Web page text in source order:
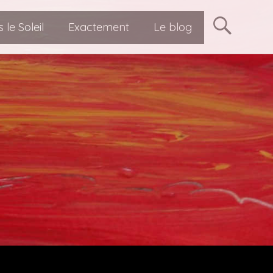
personnel Bruxelles
le Soleil Exactement Le blog